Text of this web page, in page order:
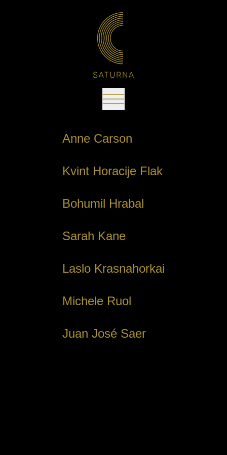
Anne Carson
Kvint Horacije Flak
Bohumil Hrabal
Sarah Kane
Laslo Krasnahorkai
Michele Ruol
Juan José Saer